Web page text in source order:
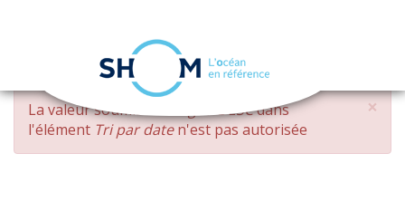
Aller
contenu
principal
navigation
×
MESSAGE
D'ERREUR
La valeur soumise changed DESCdans
l'élément Tri par daten'est pas autorisée